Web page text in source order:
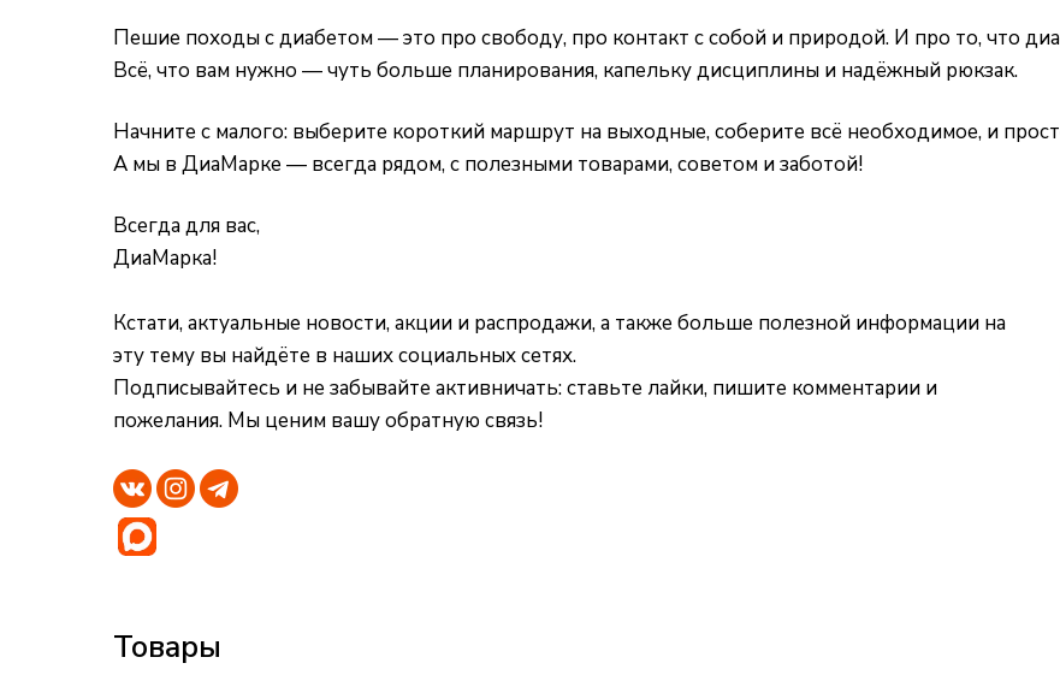
Пешие походы с диабетом — это про свободу, про контакт с собой и природой. И про то, что
Всё, что вам нужно — чуть больше планирования, капельку дисциплины и надёжный рюкзак.
Начните с малого: выберите короткий маршрут на выходные, соберите всё необходимое, и
А мы в ДиаМарке — всегда рядом, с полезными товарами, советом и заботой!
Всегда для вас,
ДиаМарка!
Кстати, актуальные новости, акции и распродажи, а также больше полезной информации на
эту тему вы найдёте в наших социальных сетях.
Подписывайтесь и не забывайте активничать: ставьте лайки, пишите комментарии и
пожелания. Мы ценим вашу обратную связь!
Товары